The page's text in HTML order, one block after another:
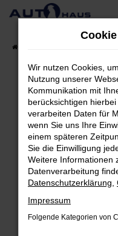
Zum
Fehler:
Beim Laden ist ein
Hier sind ein paar
Überprüfe deine
Laden andere
Suchmaschine?
Prüfe deine
Wir nutzen Cookies,
Nutzung unserer
Kommunikation mit
berücksichtigen
verarbeiten Daten für
wenn Sie uns Ihre
einem späteren
Sie die Einwilligung
Weitere Informationen
Datenverarbeitung
Datenschutzerklärung
Impressum
Folgende Kategorien von